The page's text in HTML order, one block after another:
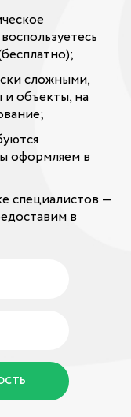
сложными,
и объекты, на
оформляем в
специалистов —
в